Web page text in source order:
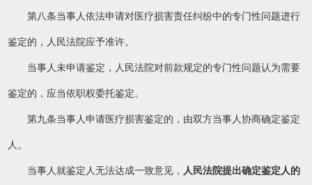
第八条当事人依法申请对医疗损害责任纠纷中的专门性问题进行
鉴定的，人民法院应予准许。
当事人未申请鉴定，人民法院对前款规定的专门性问题认为需要
鉴定的，应当依职权委托鉴定。
第九条当事人申请医疗损害鉴定的，由双方当事人协商确定鉴定
人。
当事人就鉴定人无法达成一致意见， 人民法院提出确定鉴定人的